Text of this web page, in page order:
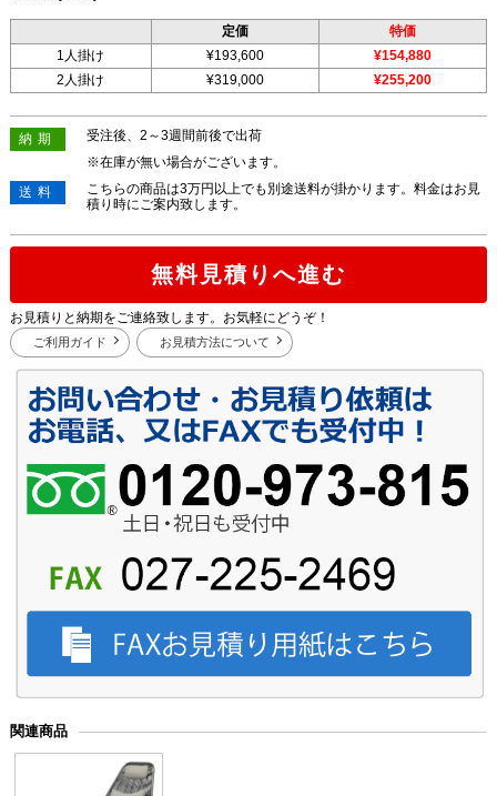
定価
特価
1人掛け
¥193,600
¥154,880
2人掛け
¥319,000 ¥255,200
納期
受注後、2～3週間前後で出荷
※在庫が無い場合がございます。
送料
こちらの商品は3万円以上でも別途送料が掛かります。料金はお見
積り時にご案内致します。
無料見積りへ進む
お見積りと納期をご連絡致します。お気軽にどうぞ！
ご利用ガイド お見積方法について
関連商品